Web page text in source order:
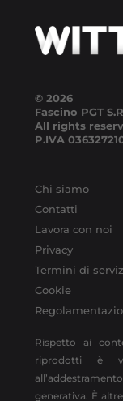
© 2026
Fascino PGT
All rights
P.IVA
Chi siamo
Contatti
Lavora con noi
Privacy
Termini di
Cookie
Rispetto ai
riprodotti è
generativa. È